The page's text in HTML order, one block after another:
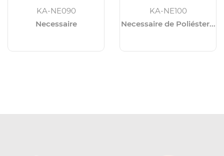
KA-NE090
Necessaire
KA-NE100
Necessaire de Poliéster...